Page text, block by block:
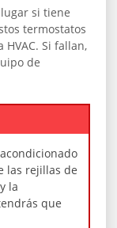
si tiene
termostatos
Si fallan,
de
las rejillas de
la
que